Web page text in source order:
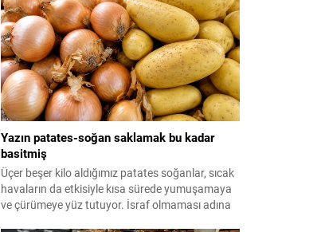
Yazın patates-soğan saklamak bu kadar
basitmiş
Üçer beşer kilo aldığımız patates soğanlar, sıcak
havaların da etkisiyle kısa sürede yumuşamaya
ve çürümeye yüz tutuyor. İsraf olmaması adına